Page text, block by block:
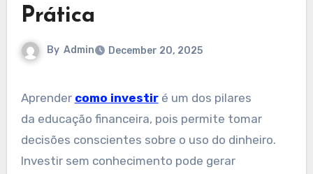
Prática
By Admin December 20, 2025
Aprender como investiré um dos pilares
da educação financeira, pois permite tomar
decisões conscientes sobre o uso do dinheiro.
Investir sem conhecimento pode gerar